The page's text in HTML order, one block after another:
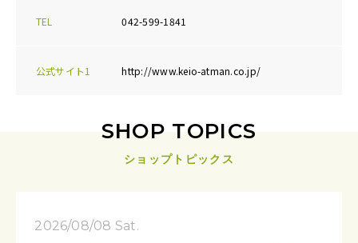
TEL 042-599-1841
公式サイト1 http://www.keio-atman.co.jp/
SHOP TOPICS
ショップトピックス
2026/08/08 Sat.